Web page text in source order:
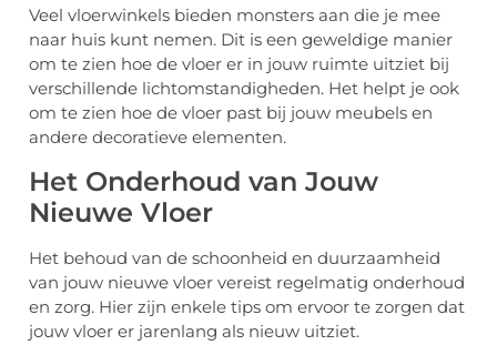
Veel vloerwinkels bieden monsters aan die je mee
naar huis kunt nemen. Dit is een geweldige manier
om te zien hoe de vloer er in jouw ruimte uitziet bij
verschillende lichtomstandigheden. Het helpt je ook
om te zien hoe de vloer past bij jouw meubels en
andere decoratieve elementen.
Het Onderhoud van Jouw
Nieuwe Vloer
Het behoud van de schoonheid en duurzaamheid
van jouw nieuwe vloer vereist regelmatig onderhoud
en zorg. Hier zijn enkele tips om ervoor te zorgen dat
jouw vloer er jarenlang als nieuw uitziet.